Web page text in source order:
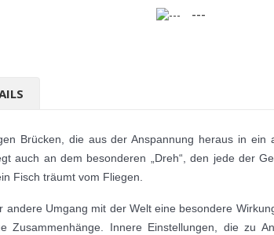
---
Brücken, die aus der Anspannung heraus in
auch an dem besonderen „Dreh“, den jede der
Fisch träumt vom Fliegen.
Umgang mit der Welt eine besondere
Zusammenhänge. Innere Einstellungen, die zu